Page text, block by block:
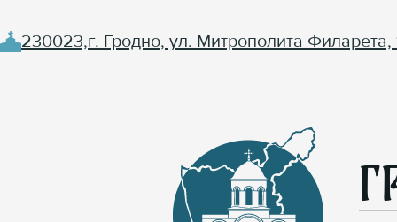
230023,г. Гродно, ул. Митрополита Филарета,